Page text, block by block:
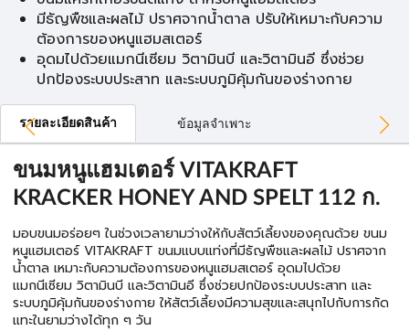
มีธัญพืชและผลไม้ ปราศจากน้ำตาล ปรับให้เหมาะกับความ
ต้องการของหนูแฮมสเตอร์
อุดมไปด้วยแมกนีเซียม วิตามินบี และวิตามินอี ซึ่งช่วย
ปกป้องระบบประสาท และระบบภูมิคุ้มกันของร่างกาย
รายละเอียดสินค้า ข้อมูลจำเพาะ
ขนมหนูแฮมเตอร์ VITAKRAFT
KRACKER HONEY AND SPELT 112 ก.
มอบขนมอร่อยๆ ในช่วงเวลายามว่างให้กับสัตว์เลี้ยงของคุณด้วย ขนม
หนูแฮมเตอร์ VITAKRAFT ขนมแบบแท่งที่มีธัญพืชและผลไม้ ปราศจาก
น้ำตาล เหมาะกับความต้องการของหนูแฮมสเตอร์ อุดมไปด้วย
แมกนีเซียม วิตามินบี และวิตามินอี ซึ่งช่วยปกป้องระบบประสาท และ
ระบบภูมิคุ้มกันของร่างกาย ให้สัตว์เลี้ยงมีความสุขและสนุกไปกับการกัด
แทะในยามว่างได้ทุก ๆ วัน